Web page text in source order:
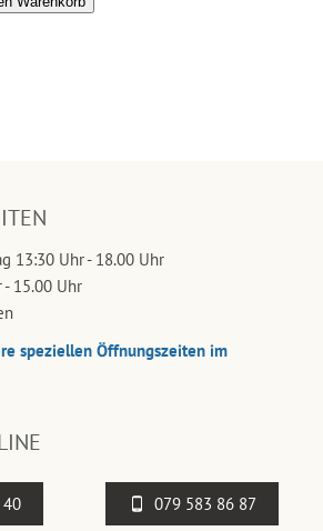
13:30 Uhr - 18.00 Uhr
- 15.00 Uhr
speziellen Öffnungszeiten im
079 583 86 87